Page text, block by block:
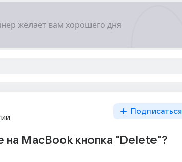
Подписаться
на MacBook кнопка "Delete"?